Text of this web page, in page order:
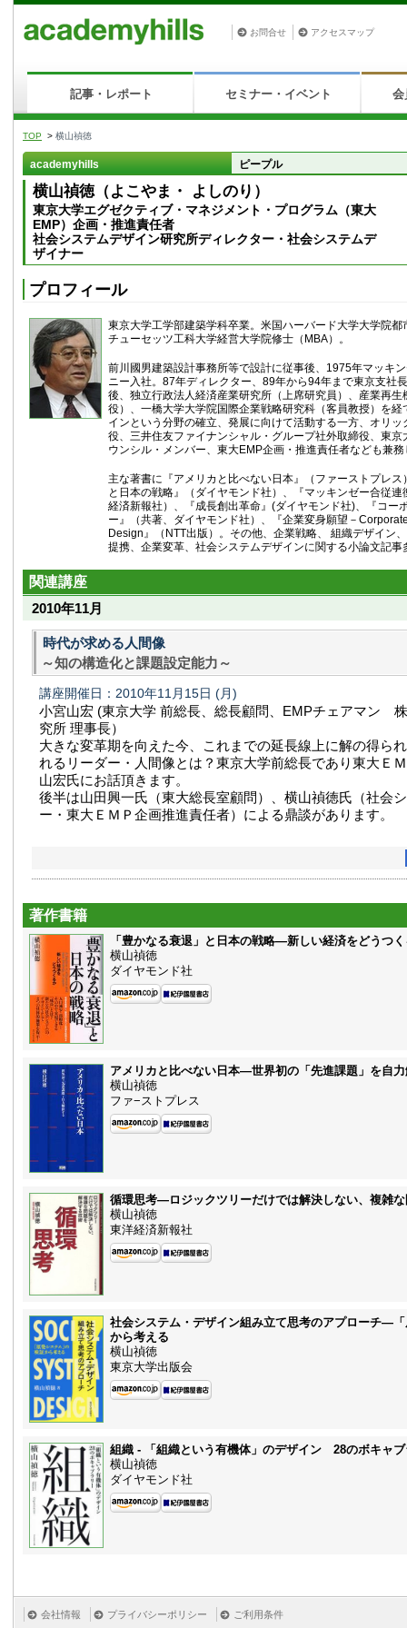
お問合せ アクセスマップ
記事・レポート セミナー・イベント 会
TOP > 横山禎徳
academyhills ピープル
横山禎徳（よこやま・ よしのり）
東京大学エグゼクティブ・マネジメント・プログラム（東大
EMP）企画・推進責任者
社会システムデザイン研究所ディレクター・社会システムデ
ザイナー
プロフィール
東京大学工学部建築学科卒業。米国ハーバード大学大学院都
チューセッツ工科大学経営大学院修士（MBA）。
前川國男建築設計事務所等で設計に従事後、1975年マッキ
ニー入社。87年ディレクター、89年から94年まで東京支社
後、独立行政法人経済産業研究所（上席研究員）、産業再生
役）、一橋大学大学院国際企業戦略研究科（客員教授）を経
インという分野の確立、発展に向けて活動する一方、オリッ
役、三井住友ファイナンシャル・グループ社外取締役、東京
ウンシル・メンバー、東大EMP企画・推進責任者なども兼
主な著書に『アメリカと比べない日本』（ファーストプレス
と日本の戦略』（ダイヤモンド社）、『マッキンゼー合従
経済新報社）、『成長創出革命』(ダイヤモンド社)、『コー
ー』（共著、ダイヤモンド社）、『企業変身願望－
Design』（NTT出版）。その他、企業戦略、 組織デザイン
提携、企業変革、社会システムデザインに関する小論文記事
関連講座
2010年11月
時代が求める人間像
～知の構造化と課題設定能力～
講座開催日：2010年11月15日 (月)
小宮山宏 (東京大学 前総長、総長顧問、EMPチェアマン
究所 理事長）
大きな変革期を向えた今、これまでの延長線上に解の得ら
れるリーダー・人間像とは？東京大学前総長であり東大Ｅ
山宏氏にお話頂きます。
後半は山田興一氏（東大総長室顧問）、横山禎徳氏（社会
ー・東大ＥＭＰ企画推進責任者）による鼎談があります。
著作書籍
「豊かなる衰退」と日本の戦略—新しい経済をどうつ
横山禎徳
ダイヤモンド社
アメリカと比べない日本—世界初の「先進課題」を自
横山禎徳
ファ−ストプレス
循環思考—ロジックツリーだけでは解決しない、複雑
横山禎徳
東洋経済新報社
社会システム・デザイン組み立て思考のアプローチ—
から考える
横山禎徳
東京大学出版会
組織 - 「組織という有機体」のデザイン 28のボキャブ
横山禎徳
ダイヤモンド社
会社情報 プライバシーポリシー ご利用条件